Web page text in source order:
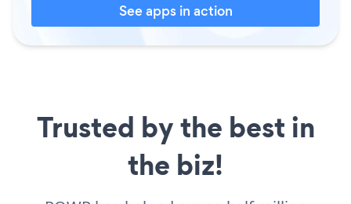
See apps in action
Trusted by the best in
the biz!